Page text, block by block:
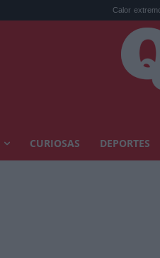
Calor extremo y
CURIOSAS DEPORTES